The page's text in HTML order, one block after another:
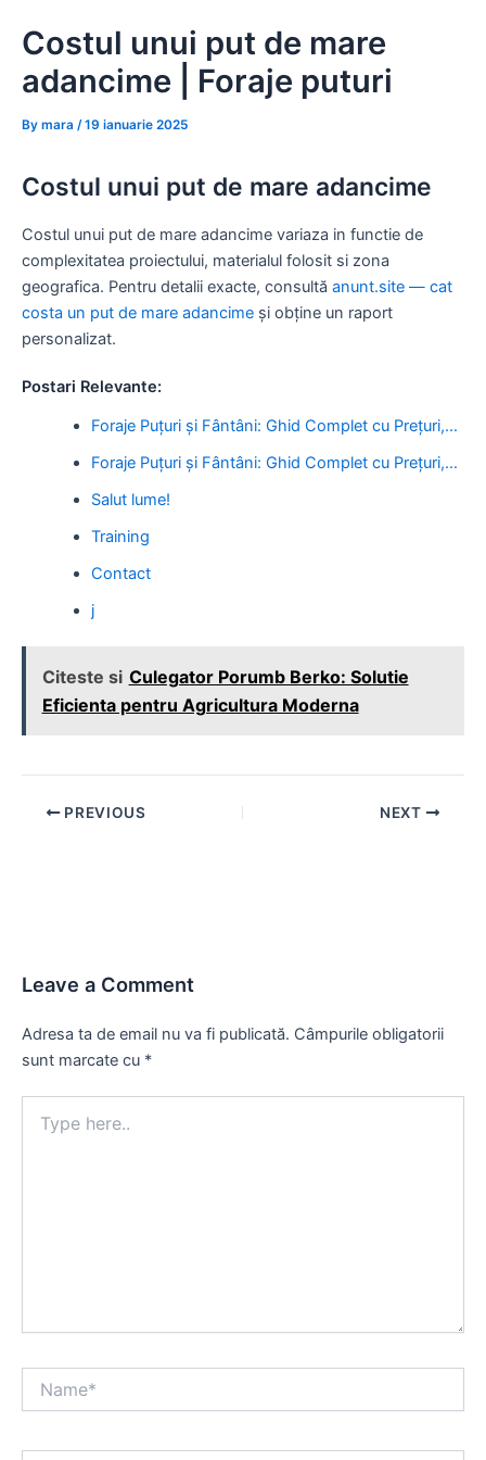
content
Costul unui put de mare
adancime | Foraje puturi
By mara /19 ianuarie 2025
Costul unui put de mare adancime
Costul unui put de mare adancime variaza in functie de
complexitatea proiectului, materialul folosit si zona
geografica. Pentru detalii exacte, consultă anunt.site — cat
costa un put de mare adancime și obține un raport
personalizat.
Postari Relevante:
Foraje Puțuri și Fântâni: Ghid Complet cu Prețuri,…
Foraje Puțuri și Fântâni: Ghid Complet cu Prețuri,…
Salut lume!
Training
Contact
j
Citeste si Culegator Porumb Berko: Solutie
Eficienta pentru Agricultura Moderna
Post PREVIOUS NEXT
Leave a Comment
Adresa ta de email nu va fi publicată. Câmpurile obligatorii
sunt marcate cu *
here..